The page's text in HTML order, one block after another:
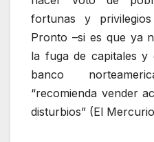
fortunas y
Pronto –si es que ya
la fuga de capitales y
banco
“recomienda vender
disturbios” (El